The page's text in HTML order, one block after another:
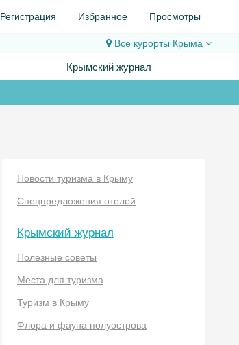
Регистрация Избранное Просмотры
Все курорты Крыма
Крымский журнал
Новости туризма в Крыму
Спецпредложения отелей
Крымский журнал
Полезные советы
Места для туризма
Туризм в Крыму
Флора и фауна полуострова